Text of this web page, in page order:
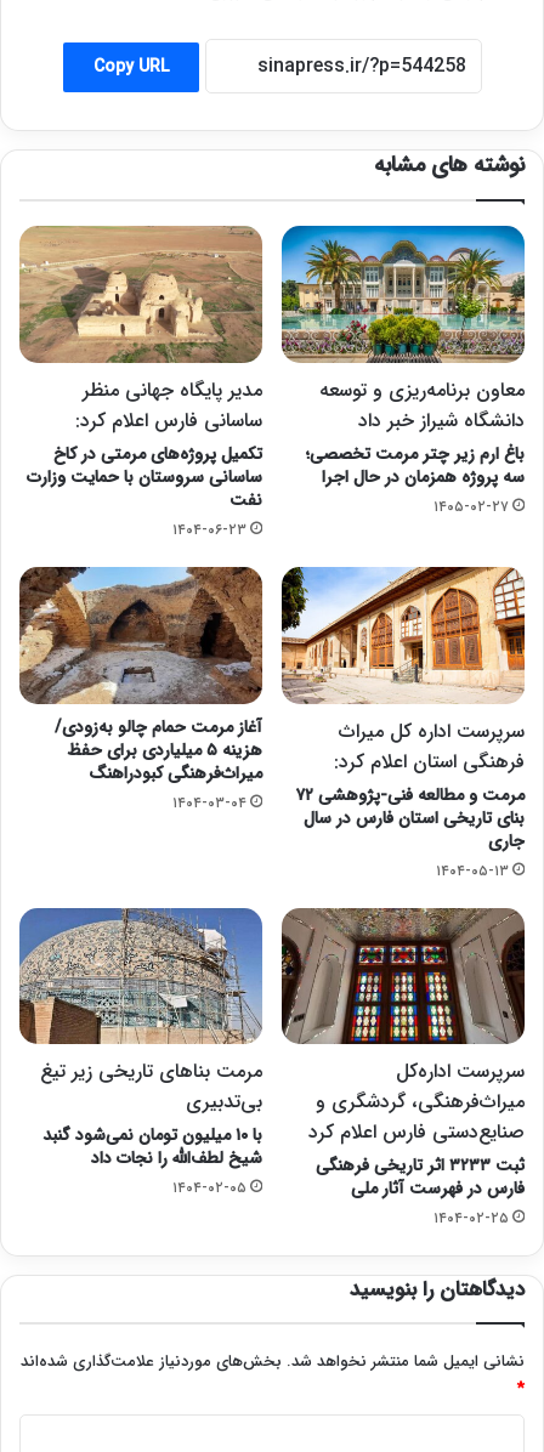
Copy URL
نوشته های مشابه
معاون برنامه‌ریزی و توسعه
دانشگاه شیراز خبر داد
باغ ارم زیر چتر مرمت تخصصی؛
سه پروژه همزمان در حال اجرا
۱۴۰۵-۰۲-۲۷
مدیر پایگاه جهانی منظر
ساسانی فارس اعلام کرد:
تکمیل پروژه‌های مرمتی در کاخ
ساسانی سروستان با حمایت وزارت
نفت
۱۴۰۴-۰۶-۲۳
سرپرست اداره کل میراث
فرهنگی استان اعلام کرد:
مرمت و مطالعه فنی-پژوهشی ۷۲
بنای تاریخی استان فارس در سال
جاری
۱۴۰۴-۰۵-۱۳
آغاز مرمت حمام چالو به‌زودی/
هزینه ۵ میلیاردی برای حفظ
میراث‌فرهنگی کبودراهنگ
۱۴۰۴-۰۳-۰۴
سرپرست اداره‌کل
میراث‌فرهنگی، گردشگری و
صنایع‌دستی فارس اعلام کرد
ثبت ۳۲۳۳ اثر تاریخی فرهنگی
فارس در فهرست آثار ملی
۱۴۰۴-۰۲-۲۵
مرمت بناهای تاریخی زیر تیغ
بی‌تدبیری
با ۱۰ میلیون تومان نمی‌شود گنبد
شیخ لطف‌الله را نجات داد
۱۴۰۴-۰۲-۰۵
دیدگاهتان را بنویسید
نشانی ایمیل شما منتشر نخواهد شد. بخش‌های موردنیاز علامت‌گذاری شده‌اند
*